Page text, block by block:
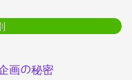
画の秘密